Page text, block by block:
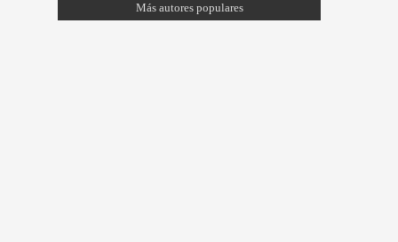
Más autores populares